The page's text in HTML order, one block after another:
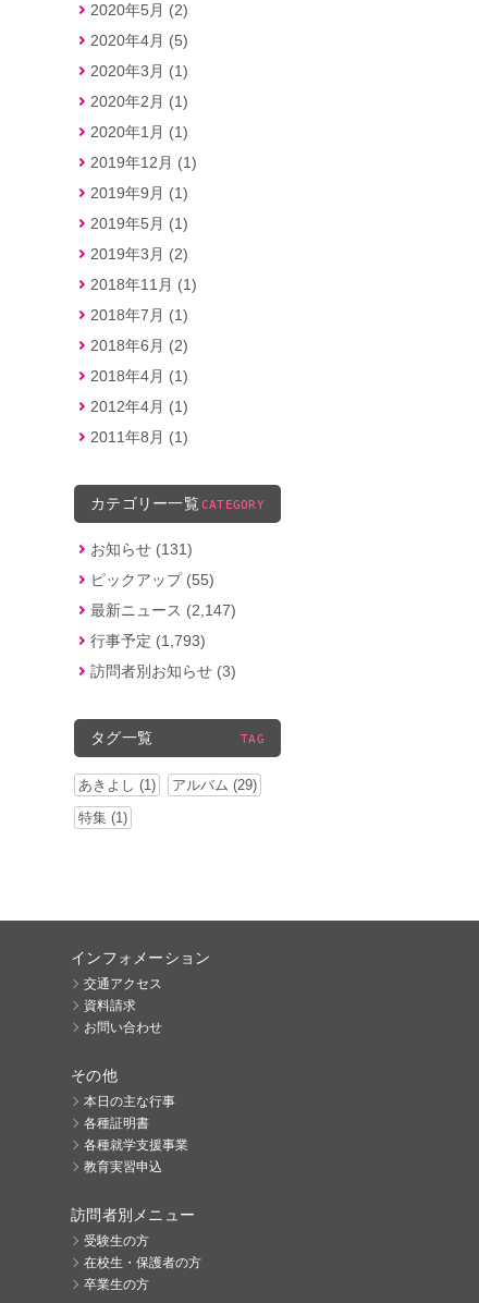
2020年5月 (2)
2020年4月 (5)
2020年3月 (1)
2020年2月 (1)
2020年1月 (1)
2019年12月 (1)
2019年9月 (1)
2019年5月 (1)
2019年3月 (2)
2018年11月 (1)
2018年7月 (1)
2018年6月 (2)
2018年4月 (1)
2012年4月 (1)
2011年8月 (1)
カテゴリー一覧 CATEGORY
お知らせ (131)
ピックアップ (55)
最新ニュース (2,147)
行事予定 (1,793)
訪問者別お知らせ (3)
タグ一覧 TAG
あきよし (1)
アルバム (29)
特集 (1)
インフォメーション
交通アクセス
資料請求
お問い合わせ
その他
本日の主な行事
各種証明書
各種就学支援事業
教育実習申込
訪問者別メニュー
受験生の方
在校生・保護者の方
卒業生の方